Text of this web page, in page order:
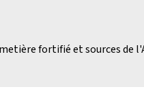
fortifié et sources de